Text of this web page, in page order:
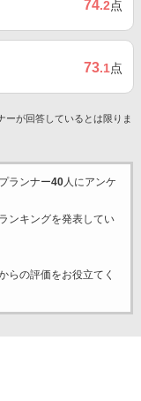
74.2点
73.1点
が回答しているとは限りま
ランナー40人にアンケ
ンキングを発表してい
らの評価をお役立てく